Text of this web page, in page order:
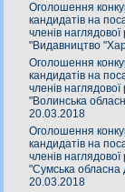
Оголошення
кандидатів на
членів
"Видавництво
Оголошення
кандидатів на
членів
"Волинська
20.03.2018
Оголошення
кандидатів на
членів
"Сумська обласна
20.03.2018